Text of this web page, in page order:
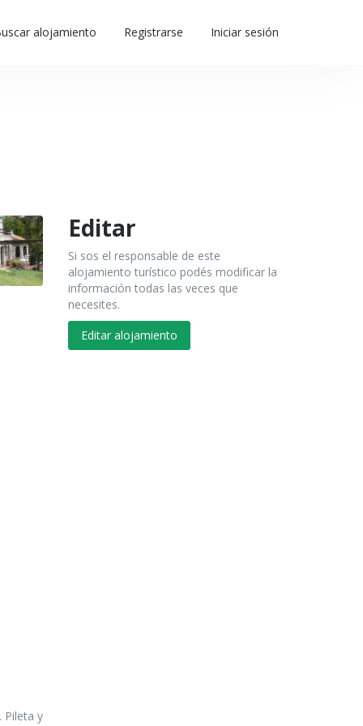
alojamiento Registrarse Iniciar sesión
Pileta y
Editar
Si sos el responsable de este
alojamiento turístico podés modificar la
información todas las veces que
necesites.
Editar alojamiento